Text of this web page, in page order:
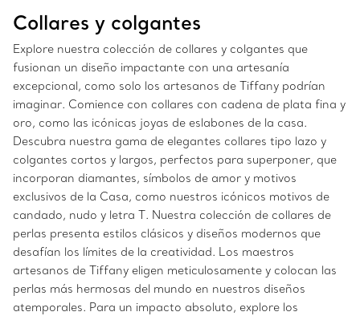
Collares y colgantes
Explore nuestra colección de collares y colgantes que
fusionan un diseño impactante con una artesanía
excepcional, como solo los artesanos de Tiffany podrían
imaginar. Comience con collares con cadena de plata fina y
oro, como las icónicas joyas de eslabones de la casa.
Descubra nuestra gama de elegantes collares tipo lazo y
colgantes cortos y largos, perfectos para superponer, que
incorporan diamantes, símbolos de amor y motivos
exclusivos de la Casa, como nuestros icónicos motivos de
candado, nudo y letra T. Nuestra colección de collares de
perlas presenta estilos clásicos y diseños modernos que
desafían los límites de la creatividad. Los maestros
artesanos de Tiffany eligen meticulosamente y colocan las
perlas más hermosas del mundo en nuestros diseños
atemporales. Para un impacto absoluto, explore los